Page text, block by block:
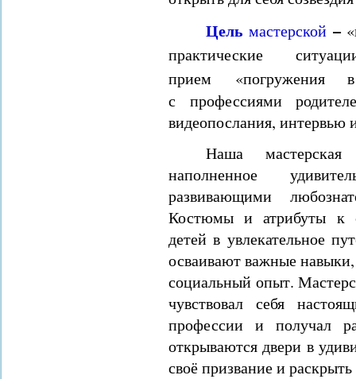
Цельмастерской –
практические
прием
спрофессиями
видеопослания, интервью
Наша
наполненное
развивающими
Костюмы и атрибуты к
детей в увлекательное
осваивают важные
социальный опыт.
чувствовал себя
профессии и получал
открываются двери в
своё призвание и